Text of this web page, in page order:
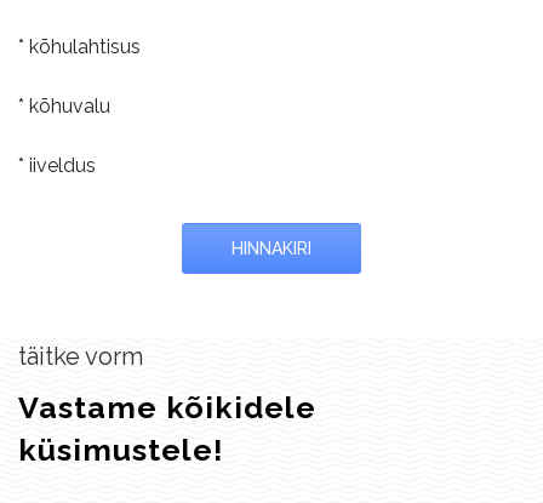
* kõhulahtisus
* kõhuvalu
* iiveldus
HINNAKIRI
täitke vorm
Vastame kõikidele
küsimustele!